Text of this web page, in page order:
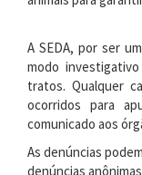
A SEDA, por ser
modo
tratos. Qualquer
ocorridos para
comunicado aos
As denúncias
denúncias